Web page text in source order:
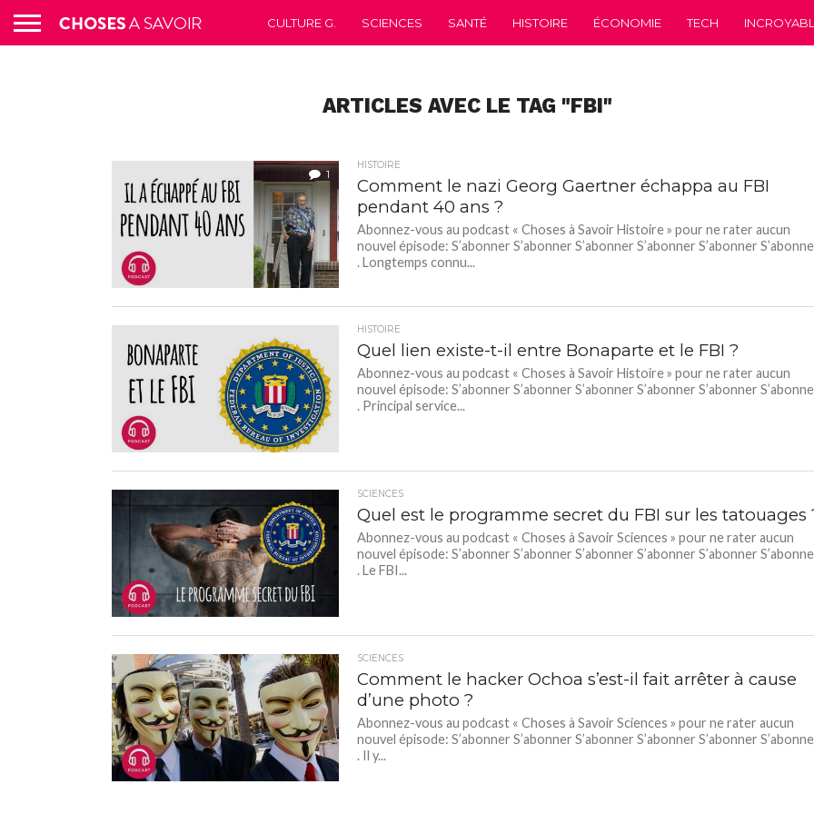
CULTURE G. SCIENCES SANTÉ HISTOIRE ÉCONOMIE TECH
ARTICLES AVEC LE TAG "FBI"
1
HISTOIRE
Comment le nazi Georg Gaertner échappa au FBI
pendant 40 ans ?
Abonnez-vous au podcast « Choses à Savoir Histoire » pour ne rater aucun
nouvel épisode: S’abonner S’abonner S’abonner S’abonner S’abonner
. Longtemps connu...
HISTOIRE
Quel lien existe-t-il entre Bonaparte et le FBI ?
Abonnez-vous au podcast « Choses à Savoir Histoire » pour ne rater aucun
nouvel épisode: S’abonner S’abonner S’abonner S’abonner S’abonner
. Principal service...
SCIENCES
Quel est le programme secret du FBI sur les tatouages
Abonnez-vous au podcast « Choses à Savoir Sciences » pour ne rater aucun
nouvel épisode: S’abonner S’abonner S’abonner S’abonner S’abonner
. Le FBI...
SCIENCES
Comment le hacker Ochoa s’est-il fait arrêter à cause
d’une photo ?
Abonnez-vous au podcast « Choses à Savoir Sciences » pour ne rater aucun
nouvel épisode: S’abonner S’abonner S’abonner S’abonner S’abonner
. Il y...